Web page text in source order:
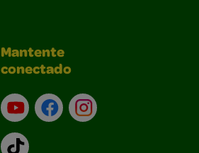
Mantente
conectado
YouTube (en inglés)
Facebook (en inglés)
Instagram (en
TikTok